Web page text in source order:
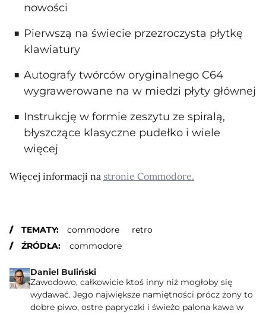
nowości
Pierwszą na świecie przezroczysta płytkę
klawiatury
Autografy twórców oryginalnego C64
wygrawerowane na w miedzi płyty głównej
Instrukcję w formie zeszytu ze spiralą,
błyszczące klasyczne pudełko i wiele
więcej
Więcej informacji na stronie Commodore.
TEMATY: commodore
retro
ŹRÓDŁA:
commodore
Daniel Buliński
Zawodowo, całkowicie ktoś inny niż mogłoby się
wydawać. Jego największe namiętności prócz żony to
dobre piwo, ostre papryczki i świeżo palona kawa w